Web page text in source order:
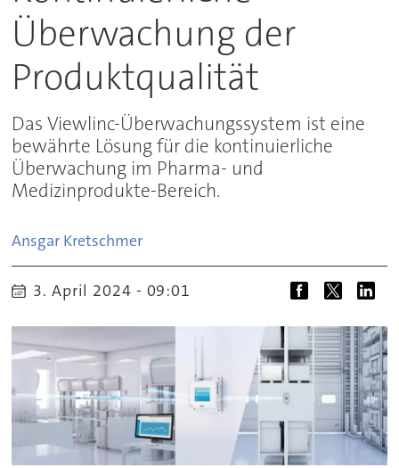
Überwachung der
Produktqualität
Das Viewlinc-Überwachungssystem ist eine
bewährte Lösung für die kontinuierliche
Überwachung im Pharma- und
Medizinprodukte-Bereich.
Ansgar Kretschmer
3. April 2024 - 09:01